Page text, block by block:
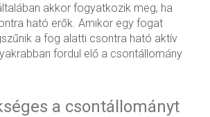
akkor fogyatkozik meg, ha
ható erők. Amikor egy fogat
a fog alatti csontra ható aktív
fordul elő a csontállomány
a csontállományt